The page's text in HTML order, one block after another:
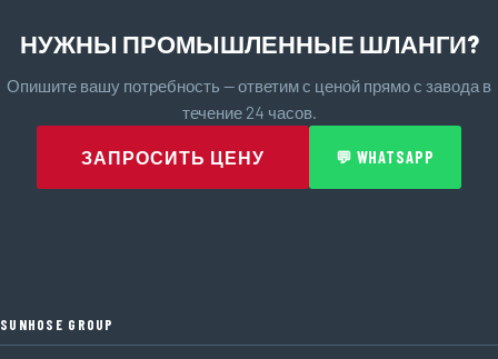
НУЖНЫ ПРОМЫШЛЕННЫЕ ШЛАНГИ?
Опишите вашу потребность — ответим с ценой прямо с завода в
течение 24 часов.
ЗАПРОСИТЬ ЦЕНУ 💬 WHATSAPP
SUNHOSE GROUP